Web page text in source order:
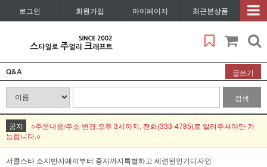
로그인 회원가입 마이페이지 최근본상품
Q&A 글쓰기
검색
공지
○주문내용/주소 변경:오후 3시까지, 전화(333-4785)로 알려주셔야만 가
능합니다.○
서클스타 소지반지애끼부터 중지까지특별하고 세련된인기디자인